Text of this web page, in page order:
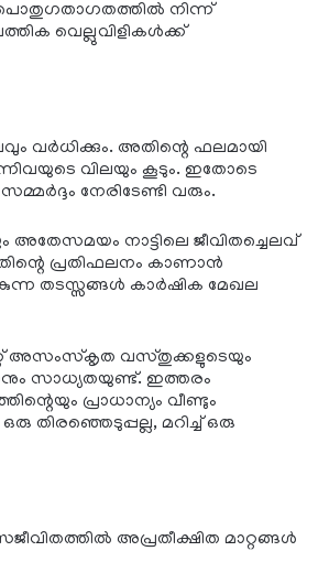
നിന്ന്
വെല്ലുവിളികൾക്ക്
വർധിക്കും. അതിന്റെ ഫലമായി
വിലയും കൂടും. ഇതോടെ
നേരിടേണ്ടി വരും.
നാട്ടിലെ ജീവിതച്ചെലവ്
പ്രതിഫലനം കാണാൻ
തടസ്സങ്ങൾ കാർഷിക മേഖല
അസംസ്കൃത വസ്തുക്കളുടെയും
സാധ്യതയുണ്ട്. ഇത്തരം
പ്രാധാന്യം വീണ്ടും
തിരഞ്ഞെടുപ്പല്ല, മറിച്ച് ഒരു
അപ്രതീക്ഷിത മാറ്റങ്ങൾ